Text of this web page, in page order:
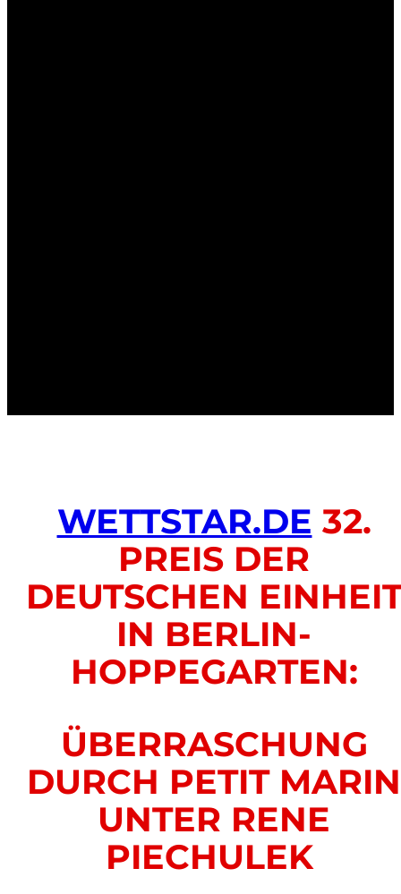
WETTSTAR.DE 32.
PREIS DER
DEUTSCHEN
IN BERLIN-
HOPPEGARTEN:
ÜBERRASCHUNG
DURCH PETIT MARIN
UNTER RENE
PIECHULEK